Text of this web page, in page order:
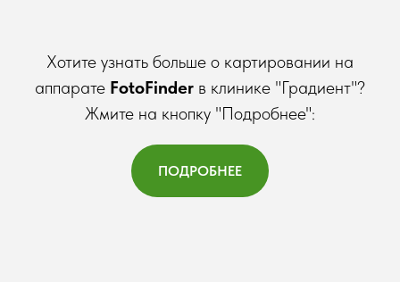
Хотите узнать больше о картировании на
аппарате FotoFinder в клинике "Градиент"?
Жмите на кнопку "Подробнее":
ПОДРОБНЕЕ